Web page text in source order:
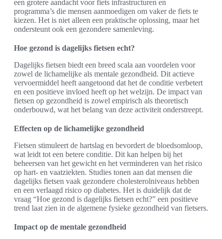
een grotere aandacht voor fiets infrastructuren en
programma’s die mensen aanmoedigen om vaker de fiets te
kiezen. Het is niet alleen een praktische oplossing, maar het
ondersteunt ook een gezondere samenleving.
Hoe gezond is dagelijks fietsen echt?
Dagelijks fietsen biedt een breed scala aan voordelen voor
zowel de lichamelijke als mentale gezondheid. Dit actieve
vervoermiddel heeft aangetoond dat het de conditie verbetert
en een positieve invloed heeft op het welzijn. De impact van
fietsen op gezondheid is zowel empirisch als theoretisch
onderbouwd, wat het belang van deze activiteit onderstreept.
Effecten op de lichamelijke gezondheid
Fietsen stimuleert de hartslag en bevordert de bloedsomloop,
wat leidt tot een betere conditie. Dit kan helpen bij het
beheersen van het gewicht en het verminderen van het risico
op hart- en vaatziekten. Studies tonen aan dat mensen die
dagelijks fietsen vaak gezondere cholesterolniveaus hebben
en een verlaagd risico op diabetes. Het is duidelijk dat de
vraag “Hoe gezond is dagelijks fietsen echt?” een positieve
trend laat zien in de algemene fysieke gezondheid van fietsers.
Impact op de mentale gezondheid